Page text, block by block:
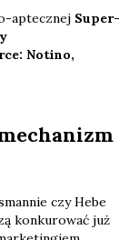
aptecznej Super-
Notino,
czy Hebe
konkurować już